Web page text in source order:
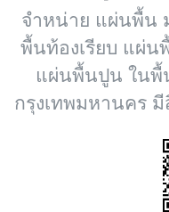
จำหน่าย แผ่นพื้น
พื้นท้องเรียบ แผ่
แผ่นพื้นปูน ในพื้
กรุงเทพมหานคร